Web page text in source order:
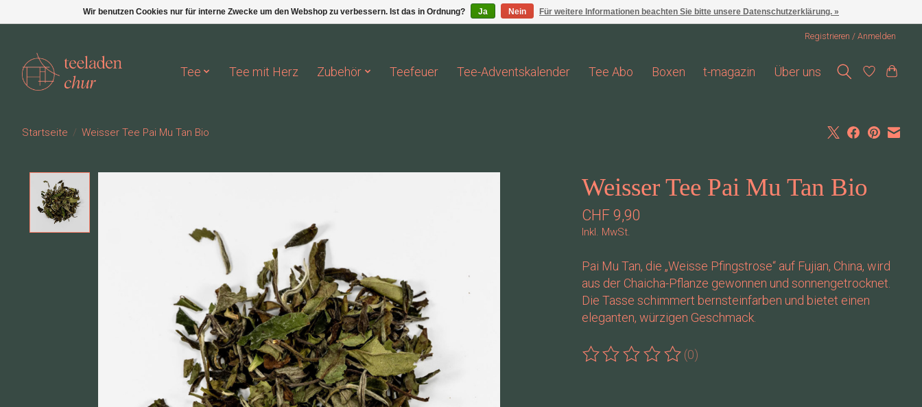
Registrieren / Anmelden
Tee Tee mit Herz Zubehör Teefeuer Tee-Adventskalender Tee Abo Boxen t-magazin Über uns
Startseite / Weisser Tee Pai Mu Tan Bio
Weisser Tee Pai Mu Tan Bio
CHF 9,90
Inkl. MwSt.
Pai Mu Tan, die „Weisse Pfingstrose“ auf Fujian, China, wird
aus der Chaicha-Pflanze gewonnen und sonnengetrocknet.
Die Tasse schimmert bernsteinfarben und bietet einen
eleganten, würzigen Geschmack.
Die Bewertung dieses Produkts ist
(0)
Wir benutzen Cookies nur für interne Zwecke um den Webshop zu verbessern. Ist das in Ordnung? Ja Nein Für weitere Informationen beachten Sie bitte unsere Datenschutzerklärung. »